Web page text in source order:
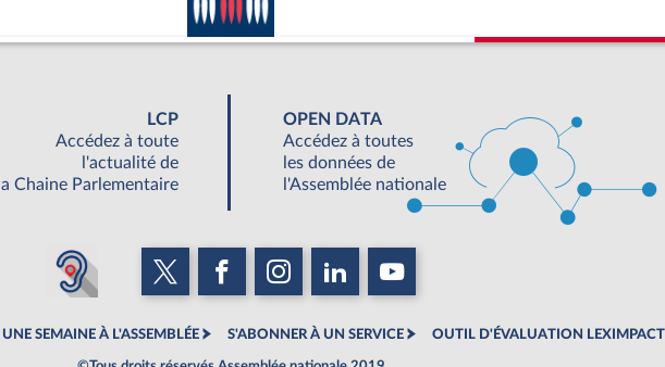
LCP
Accédez à toute
l'actualité de
la Chaine Parlementaire
OPEN DATA
Accédez à toutes
les données de
l'Assemblée nationale
UNE SEMAINE À L'ASSEMBLÉE S'ABONNER À UN SERVICE OUTIL D'ÉVALUATION LEXIMPACT